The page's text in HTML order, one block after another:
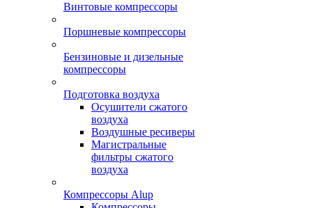
Винтовые компрессоры
Поршневые компрессоры
Бензиновые и дизельные
компрессоры
Подготовка воздуха
Осушители сжатого
воздуха
Воздушные ресиверы
Магистральные
фильтры сжатого
воздуха
Компрессоры Alup